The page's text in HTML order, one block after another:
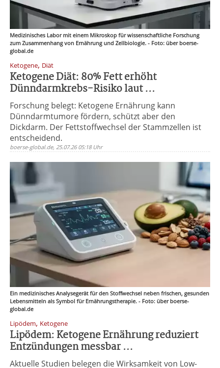
Medizinisches Labor mit einem Mikroskop für wissenschaftliche Forschung
zum Zusammenhang von Ernährung und Zellbiologie. - Foto: über boerse-
global.de
Ketogene, Diät
Ketogene Diät: 80% Fett erhöht
Dünndarmkrebs-Risiko laut ...
Forschung belegt: Ketogene Ernährung kann
Dünndarmtumore fördern, schützt aber den
Dickdarm. Der Fettstoffwechsel der Stammzellen ist
entscheidend.
boerse-global.de, 25.07.26 05:18 Uhr
Ein medizinisches Analysegerät für den Stoffwechsel neben frischen, gesunden
Lebensmitteln als Symbol für Ernährungstherapie. - Foto: über boerse-
global.de
Lipödem, Ketogene
Lipödem: Ketogene Ernährung reduziert
Entzündungen messbar ...
Aktuelle Studien belegen die Wirksamkeit von Low-